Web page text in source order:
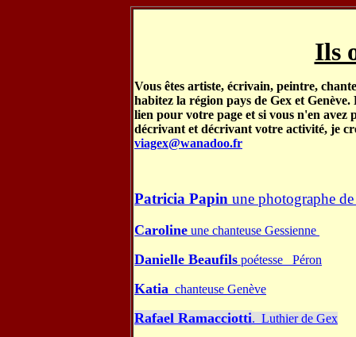
Ils
Vous êtes artiste, écrivain, peintre,
habitez la région pays de Gex et
lien pour votre page et si vous n'en avez
décrivant et décrivant votre activité, je
viagex@wanadoo.fr
Patricia Papin une photographe
Caroline une chanteuse Gessienne
Danielle Beaufils poétesse Péron
Katia chanteuse Genève
Rafael Ramacciotti. Luthier de Gex